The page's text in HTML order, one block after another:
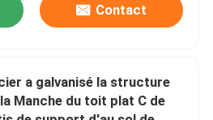
des systèmes
Contact
a galvanisé la structure
Manche du toit plat C de